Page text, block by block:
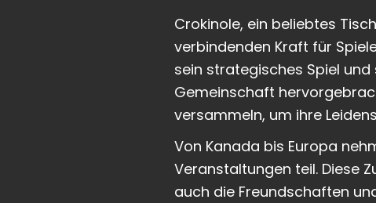
Crokinole, ein beliebtes
verbindenden Kraft für
sein strategisches Spiel
Gemeinschaft
versammeln, um ihre
Von Kanada bis Europa
Veranstaltungen teil. Diese
auch die Freundschaften